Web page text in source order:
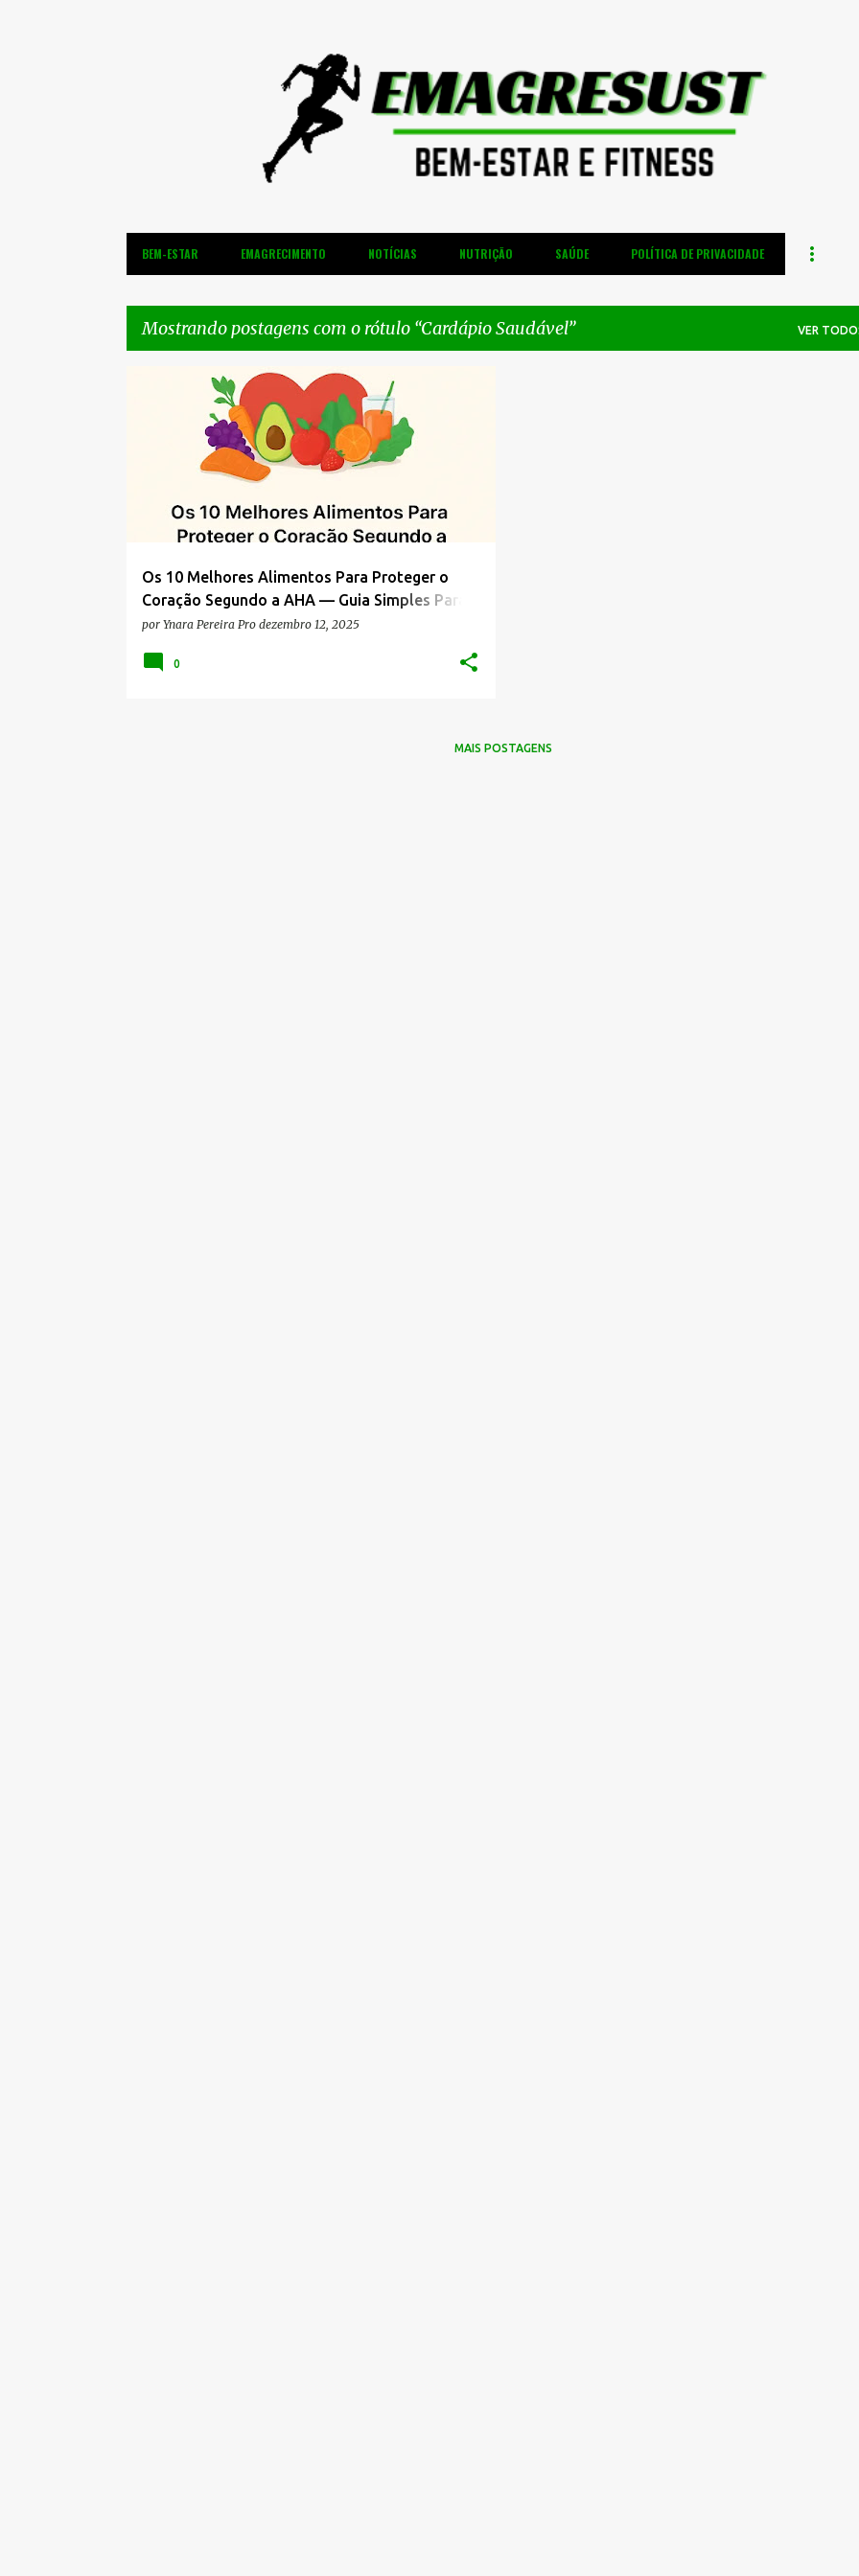
BEM-ESTAR EMAGRECIMENTO NOTÍCIAS NUTRIÇÃO SAÚDE POLÍTICA DE PRIVACIDADE
Mostrando postagens com o rótulo Cardápio Saudável VER
Os 10 Melhores Alimentos Para Proteger o
Coração Segundo a AHA — Guia Simples Para
Comer Bem e Emagrecer
por Ynara Pereira Pro dezembro 12, 2025
ALIMENTAÇÃO CARDIOPROTETORA
0
MAIS POSTAGENS